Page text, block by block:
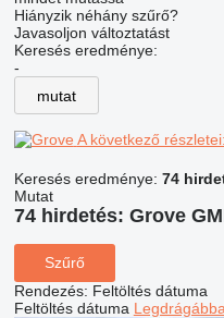
Hiányzik néhány szűrő?
Javasoljon változtatást
Keresés eredménye:
-
mutat
A következő
Keresés eredménye: 74
Mutat
74 hirdetés: Grove
Szűrő
Rendezés: Feltöltés dátuma
Feltöltés dátuma